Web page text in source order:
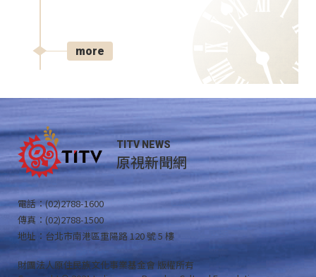
more
TITV NEWS
原視新聞網
電話：(02)2788-1600
傳真：(02)2788-1500
地址：台北市南港區重陽路 120 號 5 樓
財團法人原住民族文化事業基金會 版權所有